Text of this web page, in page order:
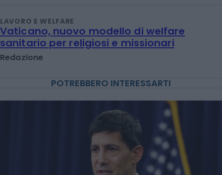
LAVORO E WELFARE
Vaticano, nuovo modello di welfare
sanitario per religiosi e missionari
Redazione
POTREBBERO INTERESSARTI